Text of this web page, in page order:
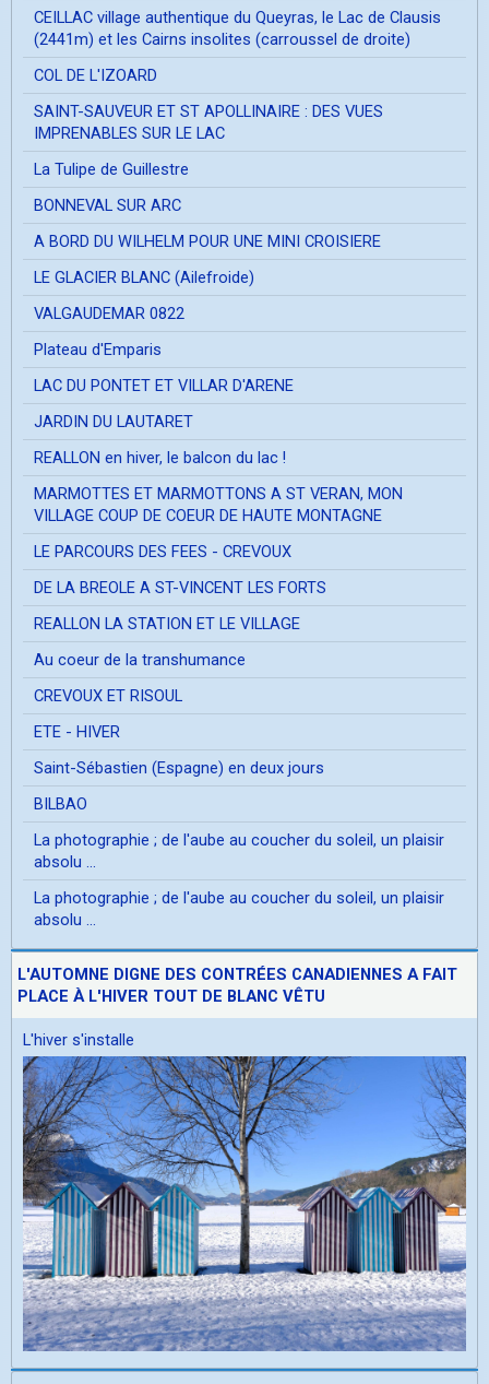
CEILLAC village authentique du Queyras, le Lac de Clausis
(2441m) et les Cairns insolites (carroussel de droite)
COL DE L'IZOARD
SAINT-SAUVEUR ET ST APOLLINAIRE : DES VUES
IMPRENABLES SUR LE LAC
La Tulipe de Guillestre
BONNEVAL SUR ARC
A BORD DU WILHELM POUR UNE MINI CROISIERE
LE GLACIER BLANC (Ailefroide)
VALGAUDEMAR 0822
Plateau d'Emparis
LAC DU PONTET ET VILLAR D'ARENE
JARDIN DU LAUTARET
REALLON en hiver, le balcon du lac !
MARMOTTES ET MARMOTTONS A ST VERAN, MON
VILLAGE COUP DE COEUR DE HAUTE MONTAGNE
LE PARCOURS DES FEES - CREVOUX
DE LA BREOLE A ST-VINCENT LES FORTS
REALLON LA STATION ET LE VILLAGE
Au coeur de la transhumance
CREVOUX ET RISOUL
ETE - HIVER
Saint-Sébastien (Espagne) en deux jours
BILBAO
La photographie ; de l'aube au coucher du soleil, un plaisir
absolu ...
La photographie ; de l'aube au coucher du soleil, un plaisir
absolu ...
L'AUTOMNE DIGNE DES CONTRÉES CANADIENNES A FAIT
PLACE À L'HIVER TOUT DE BLANC VÊTU
L'hiver s'installe